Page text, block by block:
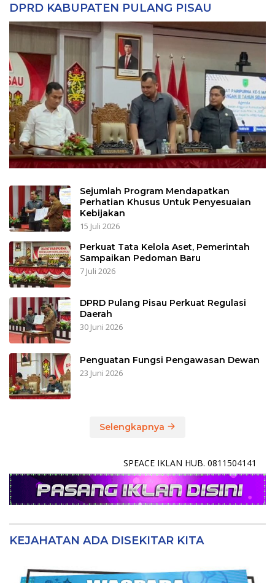
DPRD KABUPATEN PULANG PISAU
Sejumlah Program Mendapatkan
Perhatian Khusus Untuk Penyesuaian
Kebijakan
15 Juli 2026
Perkuat Tata Kelola Aset, Pemerintah
Sampaikan Pedoman Baru
7 Juli 2026
DPRD Pulang Pisau Perkuat Regulasi
Daerah
30 Juni 2026
Penguatan Fungsi Pengawasan Dewan
23 Juni 2026
Selengkapnya
SPEACE IKLAN HUB. 0811504141
KEJAHATAN ADA DISEKITAR KITA